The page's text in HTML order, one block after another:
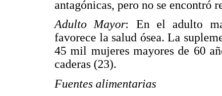
antagónicas, pero no se
Adulto Mayor: En el adulto
favorece la salud ósea. La
45 mil mujeres mayores de 60
caderas (23).
Fuentes alimentarias